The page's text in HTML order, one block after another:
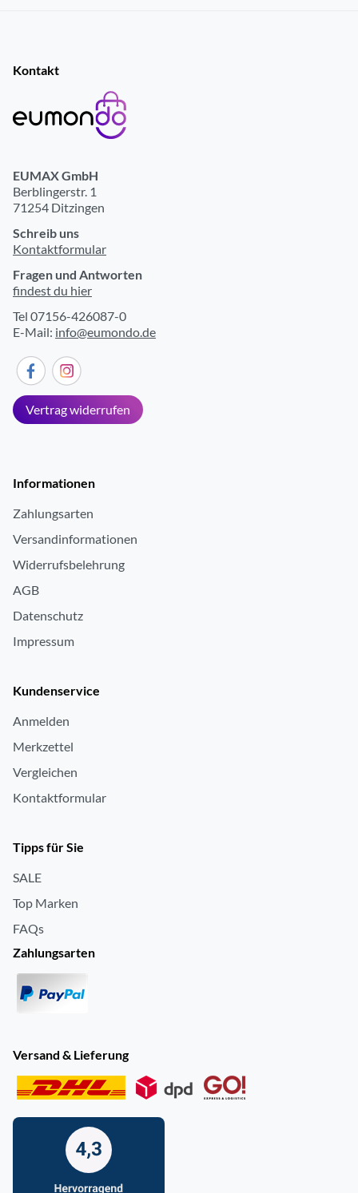
Kontakt
EUMAX GmbH
Berblingerstr. 1
71254 Ditzingen
Schreib uns
Kontaktformular
Fragen und Antworten
findest du hier
Tel 07156-426087-0
E-Mail: info@eumondo.de
Vertrag widerrufen
Informationen
Zahlungsarten
Versandinformationen
Widerrufsbelehrung
AGB
Datenschutz
Impressum
Kundenservice
Anmelden
Merkzettel
Vergleichen
Kontaktformular
Tipps für Sie
SALE
Top Marken
FAQs
Zahlungsarten
Versand & Lieferung